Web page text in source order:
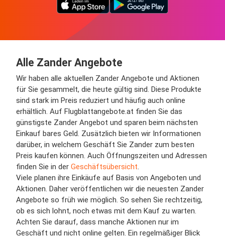
Alle Zander Angebote
Wir haben alle aktuellen Zander Angebote und Aktionen
für Sie gesammelt, die heute gültig sind. Diese Produkte
sind stark im Preis reduziert und häufig auch online
erhältlich. Auf Flugblattangebote.at finden Sie das
günstigste Zander Angebot und sparen beim nächsten
Einkauf bares Geld. Zusätzlich bieten wir Informationen
darüber, in welchem Geschäft Sie Zander zum besten
Preis kaufen können. Auch Öffnungszeiten und Adressen
finden Sie in der Geschäftsübersicht.
Viele planen ihre Einkäufe auf Basis von Angeboten und
Aktionen. Daher veröffentlichen wir die neuesten Zander
Angebote so früh wie möglich. So sehen Sie rechtzeitig,
ob es sich lohnt, noch etwas mit dem Kauf zu warten.
Achten Sie darauf, dass manche Aktionen nur im
Geschäft und nicht online gelten. Ein regelmäßiger Blick